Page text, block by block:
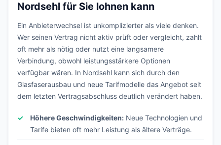
Nordsehl für Sie lohnen kann
Ein Anbieterwechsel ist unkomplizierter als viele denken.
Wer seinen Vertrag nicht aktiv prüft oder vergleicht, zahlt
oft mehr als nötig oder nutzt eine langsamere
Verbindung, obwohl leistungsstärkere Optionen
verfügbar wären. In Nordsehl kann sich durch den
Glasfaserausbau und neue Tarifmodelle das Angebot seit
dem letzten Vertragsabschluss deutlich verändert haben.
Höhere Geschwindigkeiten: Neue Technologien und
Tarife bieten oft mehr Leistung als ältere Verträge.